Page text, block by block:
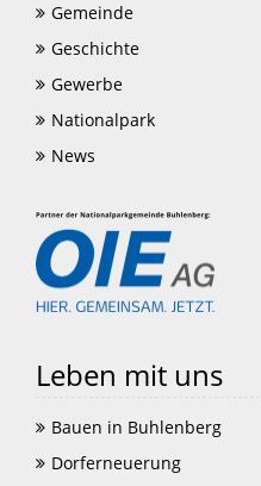
Gemeinde
Geschichte
Gewerbe
Nationalpark
News
Leben mit uns
Bauen in Buhlenberg
Dorferneuerung